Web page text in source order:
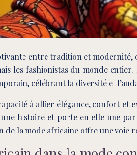
entre tradition et modernité,
les fashionistas du monde
célébrant la diversité et
à allier élégance, confort et
histoire et porte en elle une
de la mode africaine offre une